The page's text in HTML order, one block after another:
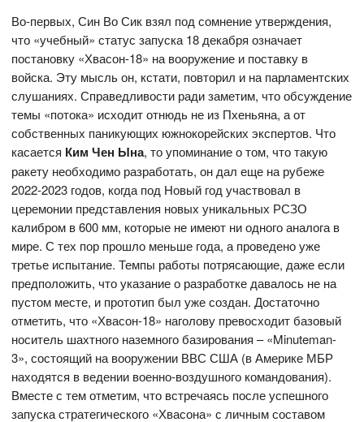
Во-первых, Син Во Сик взял под сомнение утверждения,
что «учебный» статус запуска 18 декабря означает
постановку «Хвасон-18» на вооружение и поставку в
войска. Эту мысль он, кстати, повторил и на парламентских
слушаниях. Справедливости ради заметим, что обсуждение
темы «потока» исходит отнюдь не из Пхеньяна, а от
собственных паникующих южнокорейских экспертов. Что
касается Ким Чен Ына, то упоминание о том, что такую
ракету необходимо разработать, он дал еще на рубеже
2022-2023 годов, когда под Новый год участвовал в
церемонии представления новых уникальных РСЗО
калибром в 600 мм, которые не имеют ни одного аналога в
мире. С тех пор прошло меньше года, а проведено уже
третье испытание. Темпы работы потрясающие, даже если
предположить, что указание о разработке давалось не на
пустом месте, и прототип был уже создан. Достаточно
отметить, что «Хвасон-18» наголову превосходит базовый
носитель шахтного наземного базирования – «Minuteman-
3», состоящий на вооружении ВВС США (в Америке МБР
находятся в ведении военно-воздушного командования).
Вместе с тем отметим, что встречаясь после успешного
запуска стратегического «Хвасона» с личным составом